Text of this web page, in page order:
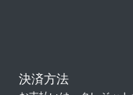
決済方法